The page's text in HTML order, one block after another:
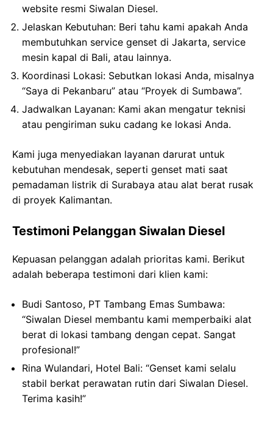
website resmi Siwalan Diesel.
Jelaskan Kebutuhan: Beri tahu kami apakah Anda
membutuhkan service genset di Jakarta, service
mesin kapal di Bali, atau lainnya.
Koordinasi Lokasi: Sebutkan lokasi Anda, misalnya
“Saya di Pekanbaru” atau “Proyek di Sumbawa”.
Jadwalkan Layanan: Kami akan mengatur teknisi
atau pengiriman suku cadang ke lokasi Anda.
Kami juga menyediakan layanan darurat untuk
kebutuhan mendesak, seperti genset mati saat
pemadaman listrik di Surabaya atau alat berat rusak
di proyek Kalimantan.
Testimoni Pelanggan Siwalan Diesel
Kepuasan pelanggan adalah prioritas kami. Berikut
adalah beberapa testimoni dari klien kami:
Budi Santoso, PT Tambang Emas Sumbawa:
“Siwalan Diesel membantu kami memperbaiki alat
berat di lokasi tambang dengan cepat. Sangat
profesional!”
Rina Wulandari, Hotel Bali: “Genset kami selalu
stabil berkat perawatan rutin dari Siwalan Diesel.
Terima kasih!”